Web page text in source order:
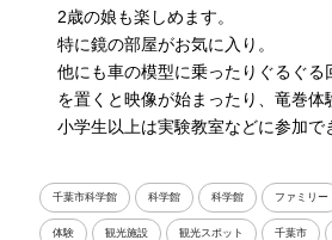
2歳の娘も楽しめます。
特に鏡の部屋がお気に入り。
他にも車の模型に乗ったりぐるぐる
を置くと映像が始まったり、竜巻体
小学生以上は実験教室などに参加で
千葉市科学館 科学館 科学館 ファミリー
体験 観光施設 観光スポット 千葉市